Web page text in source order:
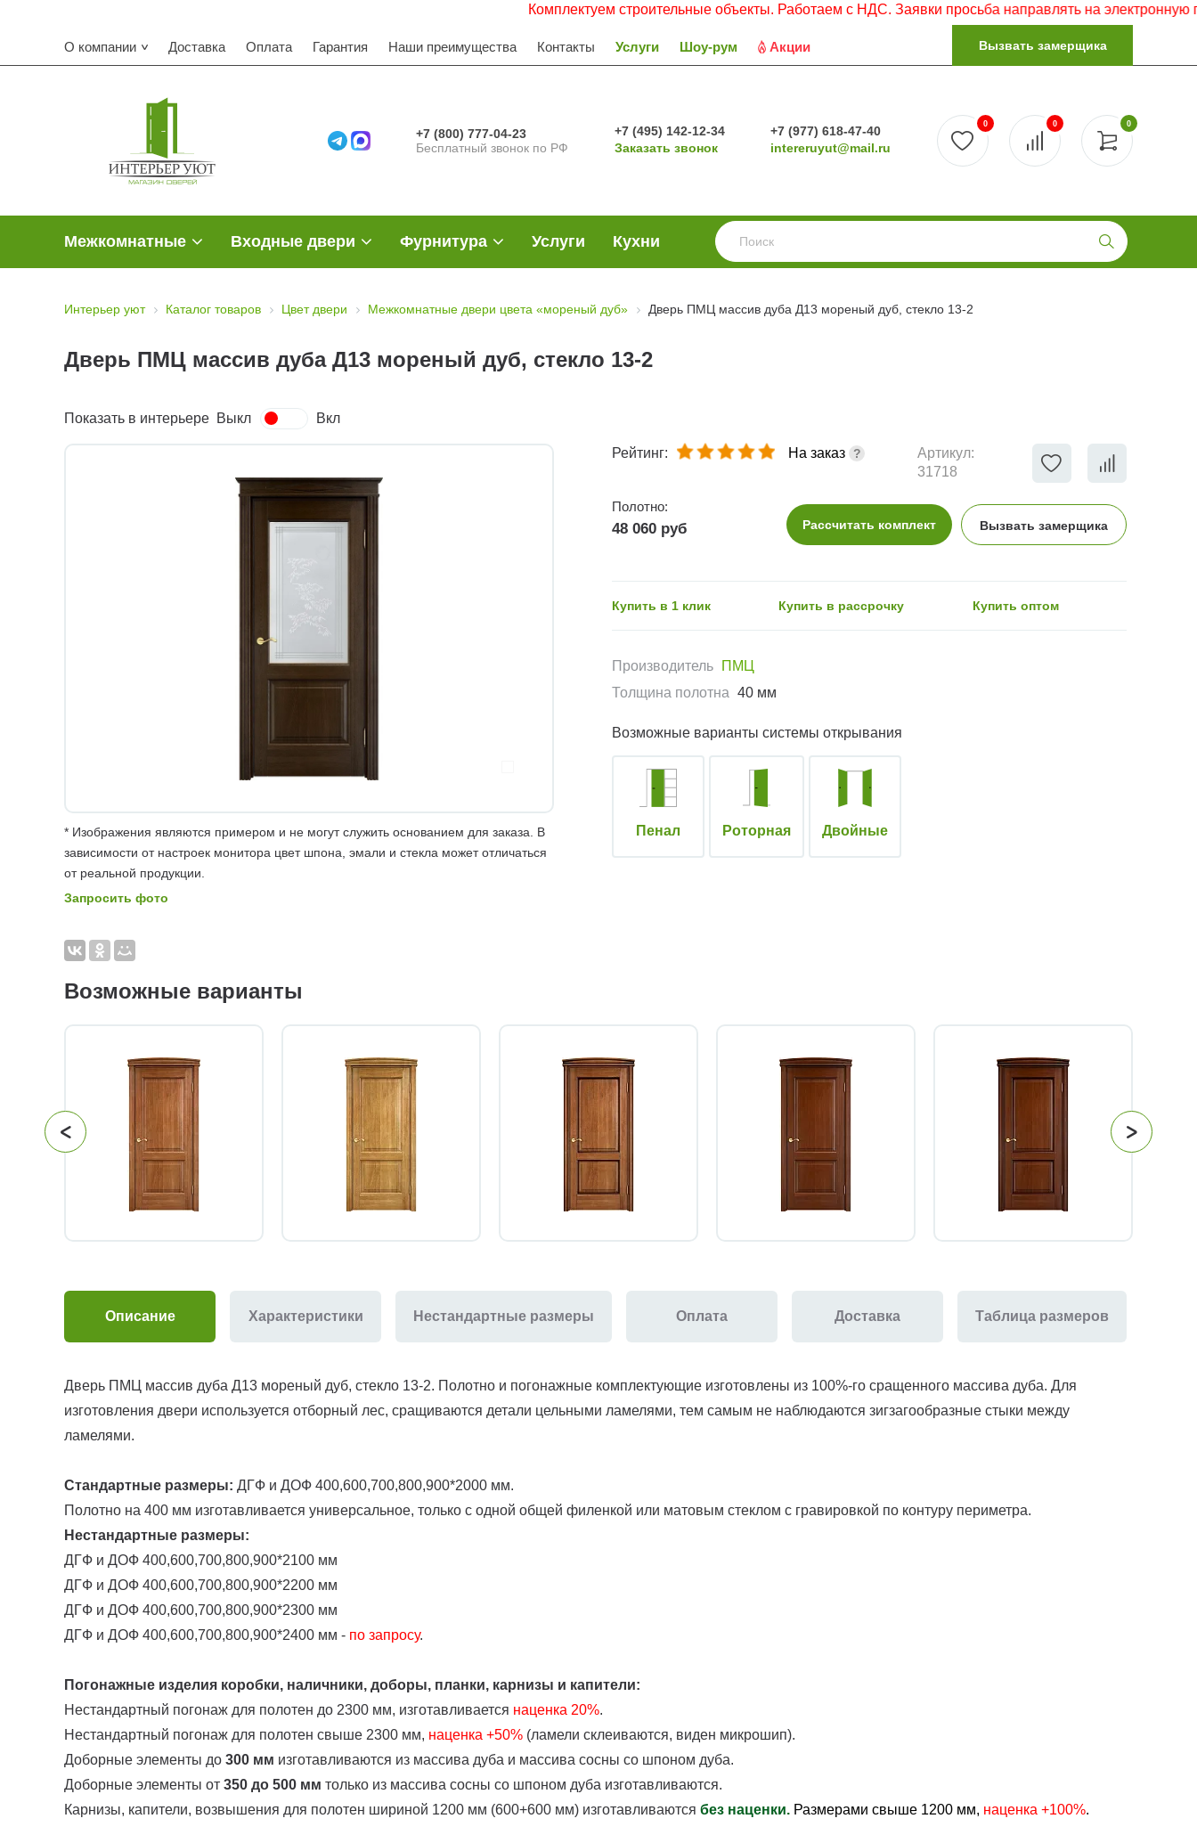
Комплектуем строительные объекты. Работаем с НДС. Заявки просьба направлять на электронную почту.
О компании Доставка Оплата Гарантия Наши преимущества Контакты Услуги Шоу-рум Акции Вызвать замерщика
+7 (800) 777-04-23
Бесплатный звонок по РФ
+7 (495) 142-12-34
Заказать звонок
+7 (977) 618-47-40
intereruyut@mail.ru
0
0 0
Межкомнатные Входные двери Фурнитура Услуги Кухни
Интерьер уют Каталог товаров Цвет двери Межкомнатные двери цвета «мореный дуб» Дверь ПМЦ массив дуба Д13 мореный дуб, стекло 13-2
Дверь ПМЦ массив дуба Д13 мореный дуб, стекло 13-2
Показать в интерьере Выкл Вкл
* Изображения являются примером и не могут служить основанием для заказа. В
зависимости от настроек монитора цвет шпона, эмали и стекла может отличаться
от реальной продукции.
Запросить фото
Рейтинг: На заказ
Артикул:
31718
Полотно:
48 060 руб Рассчитать комплект Вызвать замерщика
Купить в 1 клик Купить в рассрочку Купить оптом
Производитель
ПМЦ
Толщина полотна 40 мм
Возможные варианты системы открывания
Пенал Роторная Двойные
Возможные варианты
Описание Характеристики Нестандартные размеры Оплата Доставка Таблица размеров
Дверь ПМЦ массив дуба Д13 мореный дуб, стекло 13-2. Полотно и погонажные комплектующие изготовлены из 100%-го сращенного массива дуба. Для
изготовления двери используется отборный лес, сращиваются детали цельными ламелями, тем самым не наблюдаются зигзагообразные стыки между
ламелями.
Стандартные размеры: ДГФ и ДОФ 400,600,700,800,900*2000 мм.
Полотно на 400 мм изготавливается универсальное, только с одной общей филенкой или матовым стеклом с гравировкой по контуру периметра.
Нестандартные размеры:
ДГФ и ДОФ 400,600,700,800,900*2100 мм
ДГФ и ДОФ 400,600,700,800,900*2200 мм
ДГФ и ДОФ 400,600,700,800,900*2300 мм
ДГФ и ДОФ 400,600,700,800,900*2400 мм - по запросу.
Погонажные изделия коробки, наличники, доборы, планки, карнизы и капители:
Нестандартный погонаж для полотен до 2300 мм, изготавливается наценка 20%.
Нестандартный погонаж для полотен свыше 2300 мм, наценка +50% (ламели склеиваются, виден микрошип).
Доборные элементы до 300 мм изготавливаются из массива дуба и массива сосны со шпоном дуба.
Доборные элементы от 350 до 500 мм только из массива сосны со шпоном дуба изготавливаются.
Карнизы, капители, возвышения для полотен шириной 1200 мм (600+600 мм) изготавливаются без наценки. Размерами свыше 1200 мм, наценка +100%.